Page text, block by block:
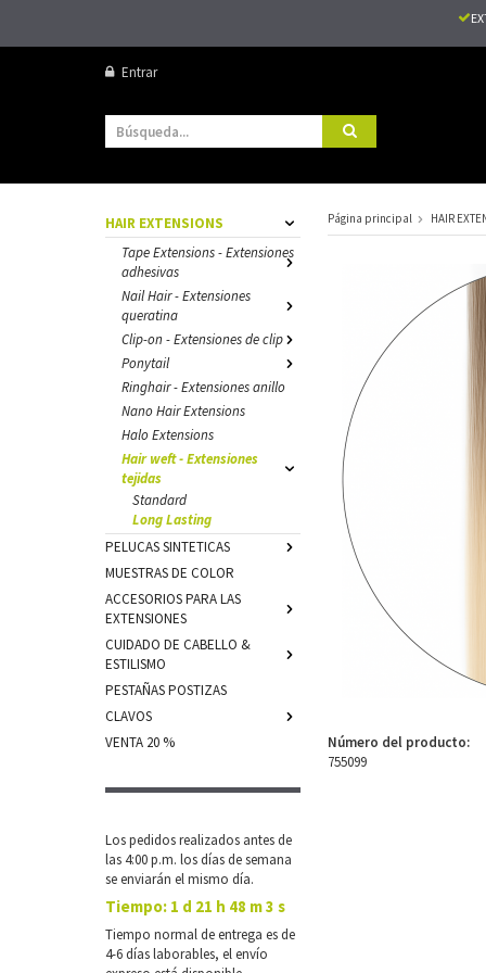
Entrar
HAIR EXTENSIONS
Tape Extensions - Extensiones
adhesivas
Nail Hair - Extensiones
queratina
Clip-on - Extensiones de clip
Ponytail
Ringhair - Extensiones anillo
Nano Hair Extensions
Halo Extensions
Hair weft - Extensiones
tejidas
Standard
Long Lasting
PELUCAS SINTETICAS
MUESTRAS DE COLOR
ACCESORIOS PARA LAS
EXTENSIONES
CUIDADO DE CABELLO &
ESTILISMO
PESTAÑAS POSTIZAS
CLAVOS
VENTA 20 %
Los pedidos realizados antes de
las 4:00 p.m. los días de semana
se enviarán el mismo día.
Tiempo: 1 d 21 h 48 m 2 s
Tiempo normal de entrega es de
4-6 días laborables, el envío
Página principal HAIR
Número del producto:
755099